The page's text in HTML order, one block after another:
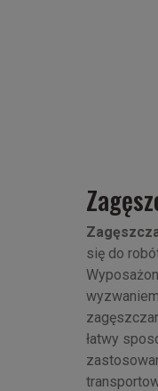
się do
łatwy